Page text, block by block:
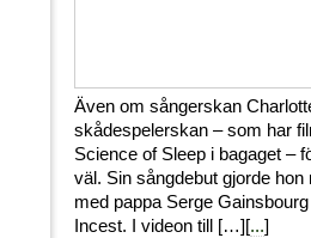
Även om sångerskan
skådespelerskan – som har
Science of Sleep i bagaget –
väl. Sin sångdebut gjorde
med pappa Serge
Incest. I videon till […][...]